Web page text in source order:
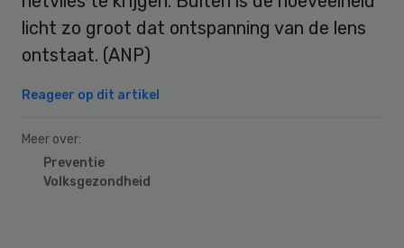
licht zo groot dat ontspanning van de lens
ontstaat. (ANP)
Reageer op dit artikel
Meer over:
Preventie
Volksgezondheid